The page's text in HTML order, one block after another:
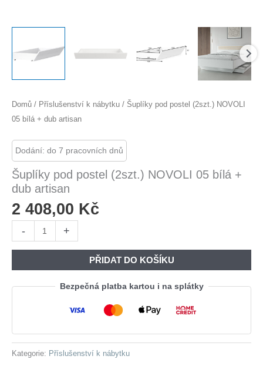
Domů / Příslušenství k nábytku / Šuplíky pod postel (2szt.) NOVOLI
05 bílá + dub artisan
Dodání: do 7 pracovních dnů
Šuplíky pod postel (2szt.) NOVOLI 05 bílá +
dub artisan
2 408,00 Kč
-
pod
(2szt.)
NOVOLI
dub
artisan
+
PŘIDAT DO KOŠÍKU
Bezpečná platba kartou i na splátky
Kategorie: Příslušenství k nábytku